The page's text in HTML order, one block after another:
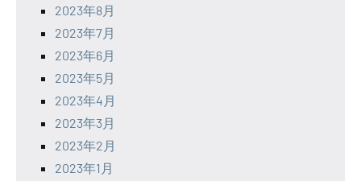
2023年8月
2023年7月
2023年6月
2023年5月
2023年4月
2023年3月
2023年2月
2023年1月